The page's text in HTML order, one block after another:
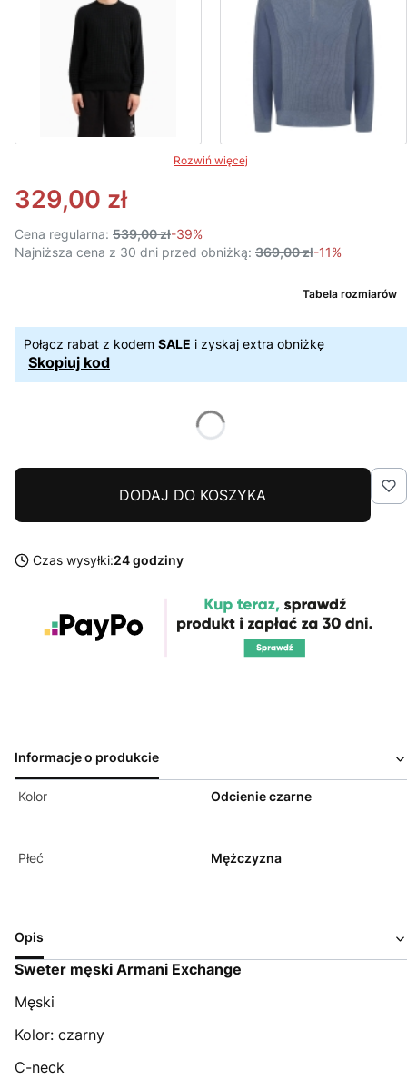
Rozwiń więcej
329,00 zł
Cena regularna: 539,00 zł-39%
Najniższa cena z 30 dni przed obniżką: 369,00 zł-11%
Tabela rozmiarów
Połącz rabat z kodem SALE i zyskaj extra obniżkę
Skopiuj kod
DODAJ DO KOSZYKA
Czas wysyłki:24 godziny
Informacje o produkcie
Kolor Odcienie czarne
Płeć Mężczyzna
Opis
Sweter męski Armani Exchange
Męski
Kolor: czarny
C-neck